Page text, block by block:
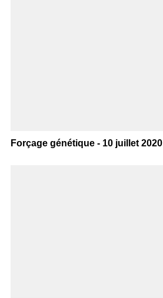
Forçage génétique - 10 juillet 2020